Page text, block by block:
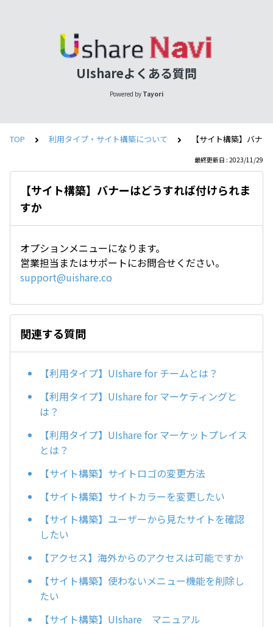
UIshareよくある質問
Powered by Tayori
TOP 利用タイプ・サイト構築について 【サイト構築】バナ
最終更新日 : 2023/11/29
【サイト構築】バナーはどうすれば付けられま
すか
オプションメニューになります。
営業担当またはサポートにお問合せください。
support@uishare.co
関連する質問
【利用タイプ】UIshare for チームとは？
【利用タイプ】UIshare for マーケティングと
は？
【利用タイプ】UIshare for マーケットプレイス
とは？
【サイト構築】サイトロゴの変更方法
【サイト構築】サイトカラーを変更したい
【サイト構築】ユーザーから見たサイトを確認
したい
【アクセス】海外からのアクセスは可能ですか
【サイト構築】使わないメニュー機能を削除し
たい
【サイト構築】UIshare マニュアル